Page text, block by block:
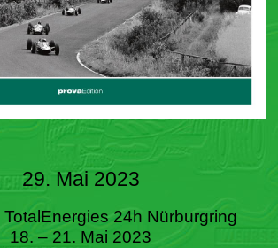
29. Mai 2023
TotalEnergies 24h Nürburgring
18. – 21. Mai 2023